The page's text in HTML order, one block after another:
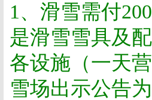
1、滑雪需付
是滑雪雪具及
各设施（一天
雪场出示公告